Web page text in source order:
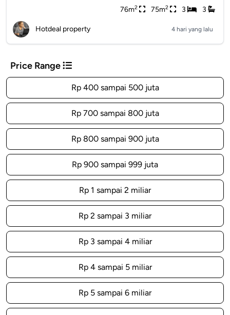
76m2 75m2 3 3
Hotdeal property 4 hari yang lalu
Price Range
Rp 400 sampai 500 juta
Rp 700 sampai 800 juta
Rp 800 sampai 900 juta
Rp 900 sampai 999 juta
Rp 1 sampai 2 miliar
Rp 2 sampai 3 miliar
Rp 3 sampai 4 miliar
Rp 4 sampai 5 miliar
Rp 5 sampai 6 miliar